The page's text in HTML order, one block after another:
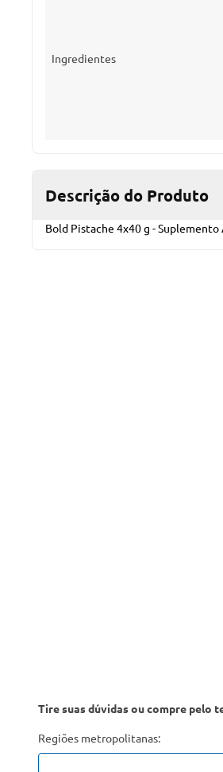
Ingredientes
Descrição do Produto
Bold Pistache 4x40 g -
Tire suas dúvidas ou compre pelo
Regiões metropolitanas: